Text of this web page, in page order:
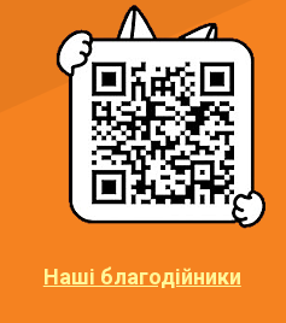
Наші благодійники